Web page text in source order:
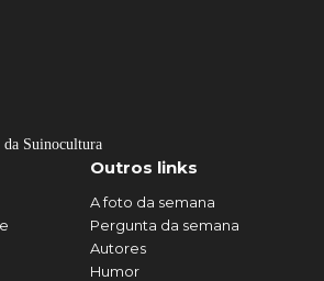
Suinocultura
Outros links
A foto da semana
Pergunta da semana
Autores
Humor